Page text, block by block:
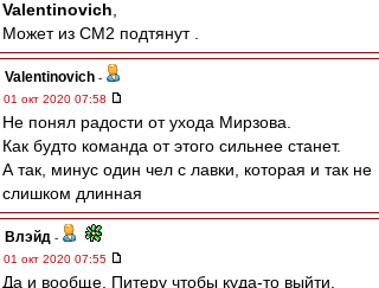
Valentinovich
Может из СМ2 подтянут .
Valentinovich -
01 окт 2020 07:58
Не понял радости от ухода Мирзова.
Как будто команда от этого сильнее станет.
А так, минус один чел с лавки, которая и так не
слишком длинная
Влэйд -
01 окт 2020 07:55
Да и вообще, Питеру чтобы куда-то выйти,